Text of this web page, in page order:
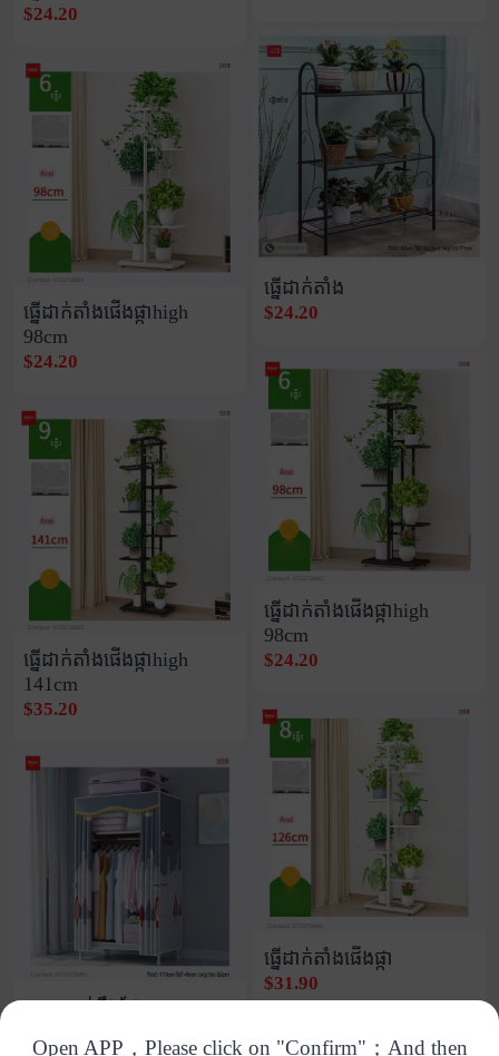
$24.20
ធ្នើដាក់តាំងផើងផ្កាhigh
98cm
$24.20
ធ្នើដាក់តាំងផើងផ្កាhigh
141cm
$35.20
ទូក្រណាត់ឆ្អឹងដែក
ធ្នើដាក់តាំង
$24.20
ធ្នើដាក់តាំងផើងផ្កាhigh
98cm
$24.20
ធ្នើដាក់តាំងផើងផ្កា
$31.90
Open APP，Please click on "Confirm"；And then